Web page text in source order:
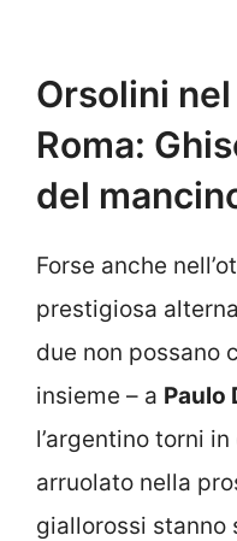
Orsolini
Roma:
del
Forse anche
prestigiosa
due non possano
insieme – a Paulo
l’argentino torni
arruolato nella
giallorossi stanno